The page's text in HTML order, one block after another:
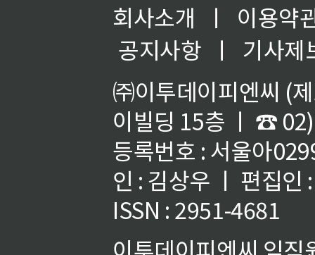
회사소개 ㅣ
이용약
공지사항
ㅣ
기사제
㈜이투데이피엔씨 (
이빌딩 15층 ㅣ ☎
등록번호 : 서울아
인 : 김상우 ㅣ 편집인
ISSN : 2951-4681